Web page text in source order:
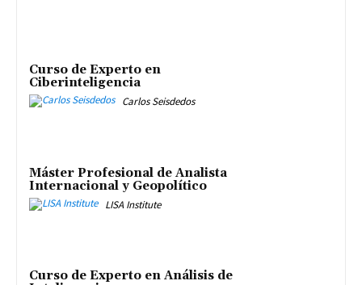
Curso de Experto en
Ciberinteligencia
Carlos Seisdedos
Máster Profesional de Analista
Internacional y Geopolítico
LISA Institute
Curso de Experto en Análisis de